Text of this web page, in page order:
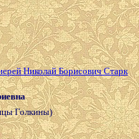
Голкины)